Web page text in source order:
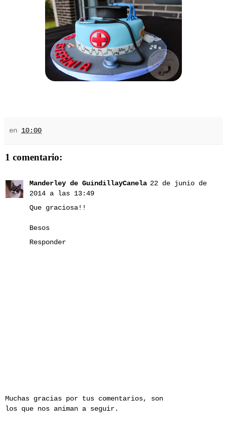
en 10:00
1 comentario:
Manderley de GuindillayCanela 22 de junio de
2014 a las 13:49
Que graciosa!!
Besos
Responder
Muchas gracias por tus comentarios, son
los que nos animan a seguir.